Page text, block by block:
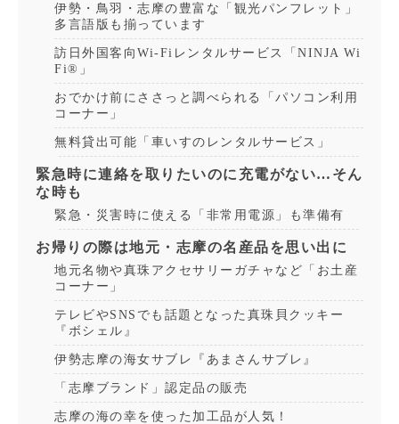
伊勢・鳥羽・志摩の豊富な「観光パンフレット」
多言語版も揃っています
訪日外国客向Wi-Fiレンタルサービス「NINJA Wi
Fi®」
おでかけ前にささっと調べられる「パソコン利用
コーナー」
無料貸出可能「車いすのレンタルサービス」
緊急時に連絡を取りたいのに充電がない…そん
な時も
緊急・災害時に使える「非常用電源」も準備有
お帰りの際は地元・志摩の名産品を思い出に
地元名物や真珠アクセサリーガチャなど「お土産
コーナー」
テレビやSNSでも話題となった真珠貝クッキー
『ボシェル』
伊勢志摩の海女サブレ『あまさんサブレ』
「志摩ブランド」認定品の販売
志摩の海の幸を使った加工品が人気！